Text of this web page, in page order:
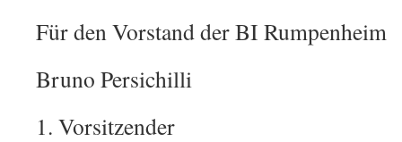
Für den Vorstand der BI Rumpenheim
Bruno Persichilli
1. Vorsitzender